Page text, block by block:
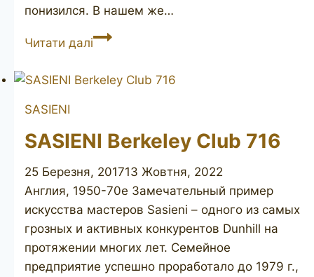
понизился. В нашем же…
Читати даліSASIENI
Club
SASIENI
SASIENI Berkeley Club 716
25 Березня, 201713 Жовтня, 2022
Англия, 1950-70е Замечательный пример
искусства мастеров Sasieni – одного из самых
грозных и активных конкурентов Dunhill на
протяжении многих лет. Семейное
предприятие успешно проработало до 1979 г.,